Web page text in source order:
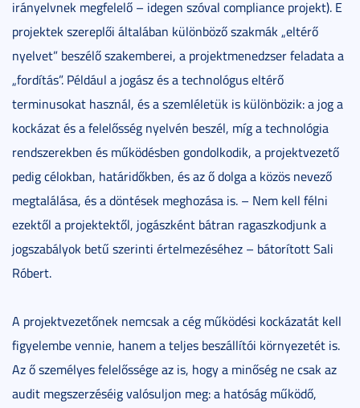
irányelvnek megfelelő – idegen szóval compliance projekt). E
projektek szereplői általában különböző szakmák „eltérő
nyelvet” beszélő szakemberei, a projektmenedzser feladata a
„fordítás”. Például a jogász és a technológus eltérő
terminusokat használ, és a szemléletük is különbözik: a jog a
kockázat és a felelősség nyelvén beszél, míg a technológia
rendszerekben és működésben gondolkodik, a projektvezető
pedig célokban, határidőkben, és az ő dolga a közös nevező
megtalálása, és a döntések meghozása is. – Nem kell félni
ezektől a projektektől, jogászként bátran ragaszkodjunk a
jogszabályok betű szerinti értelmezéséhez – bátorított Sali
Róbert.
A projektvezetőnek nemcsak a cég működési kockázatát kell
figyelembe vennie, hanem a teljes beszállítói környezetét is.
Az ő személyes felelőssége az is, hogy a minőség ne csak az
audit megszerzéséig valósuljon meg: a hatóság működő,